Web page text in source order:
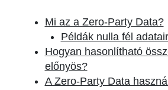
Mi az a Zero-Party Data?
Példák nulla fél
Hogyan hasonlítható
előnyös?
A Zero-Party Data